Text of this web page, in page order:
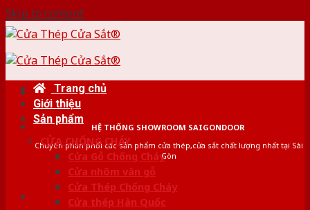
Skip to content
HỆ THỐNG SHOWROOM SAIGONDOOR
Chuyên phân phối các sản phẩm cửa thép,cửa sắt chất lượng nhất tại Sài
Gòn
Trang chủ
Giới thiệu
Sản phẩm
CỬA CHỐNG CHÁY
Cửa Gỗ Chống Cháy
Cửa nhôm vân gỗ
Cửa Thép Chống Cháy
Cửa thép Hàn Quốc